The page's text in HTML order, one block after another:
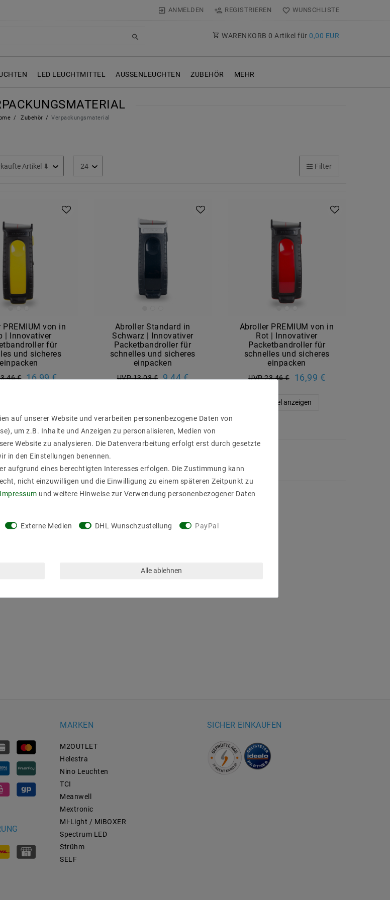
ANMELDEN REGISTRIEREN WUNSCHLISTE
WARENKORB 0 Artikel für 0,00 EUR
LED LEUCHTMITTEL AUSSENLEUCHTEN ZUBEHÖR MEHR
Zubehör Verpackungsmaterial
Filter
PREMIUM von in
| Innovativer
für
und sicheres
einpacken
€ 16,99 €
Abroller Standard in
Schwarz | Innovativer
Packetbandroller für
schnelles und sicheres
einpacken
UVP 13,03 € 9,44 €
Abroller PREMIUM von in
Rot | Innovativer
Packetbandroller für
schnelles und sicheres
einpacken
UVP 23,46 € 16,99 €
Artikel anzeigen
MARKEN
M2OUTLET
Helestra
Nino Leuchten
TCI
Meanwell
Mextronic
Mi-Light / MiBOXER
Spectrum LED
Strühm
SELF
SICHER EINKAUFEN
auf unserer Website und verarbeiten personenbezogene Daten von
um z.B. Inhalte und Anzeigen zu personalisieren, Medien von
Website zu analysieren. Die Datenverarbeitung erfolgt erst durch gesetzte
in den Einstellungen benennen.
aufgrund eines berechtigten Interesses erfolgen. Die Zustimmung kann
nicht einzuwilligen und die Einwilligung zu einem späteren Zeitpunkt zu
Impressum und weitere Hinweise zur Verwendung personenbezogener Daten
Externe Medien DHL Wunschzustellung PayPal
Alle ablehnen